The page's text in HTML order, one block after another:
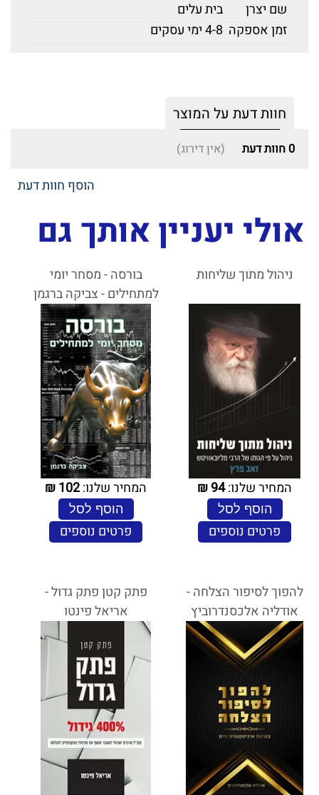
שם יצרן
בית עלים
זמן אספקה 4-8 ימי עסקים
חוות דעת על המוצר
0 חוות דעת (אין דירוג)
הוסף חוות דעת
אולי יעניין אותך גם
ניהול מתוך שליחות
המחיר שלנו:94
₪
הוסף לסל
פרטים נוספים
בורסה - מסחר יומי
למתחילים - צביקה ברגמן
המחיר שלנו:102
₪
הוסף לסל
פרטים נוספים
להפוך לסיפור הצלחה -
אודליה אלכסנדרוביץ
פתק קטן פתק גדול -
אריאל פינטו